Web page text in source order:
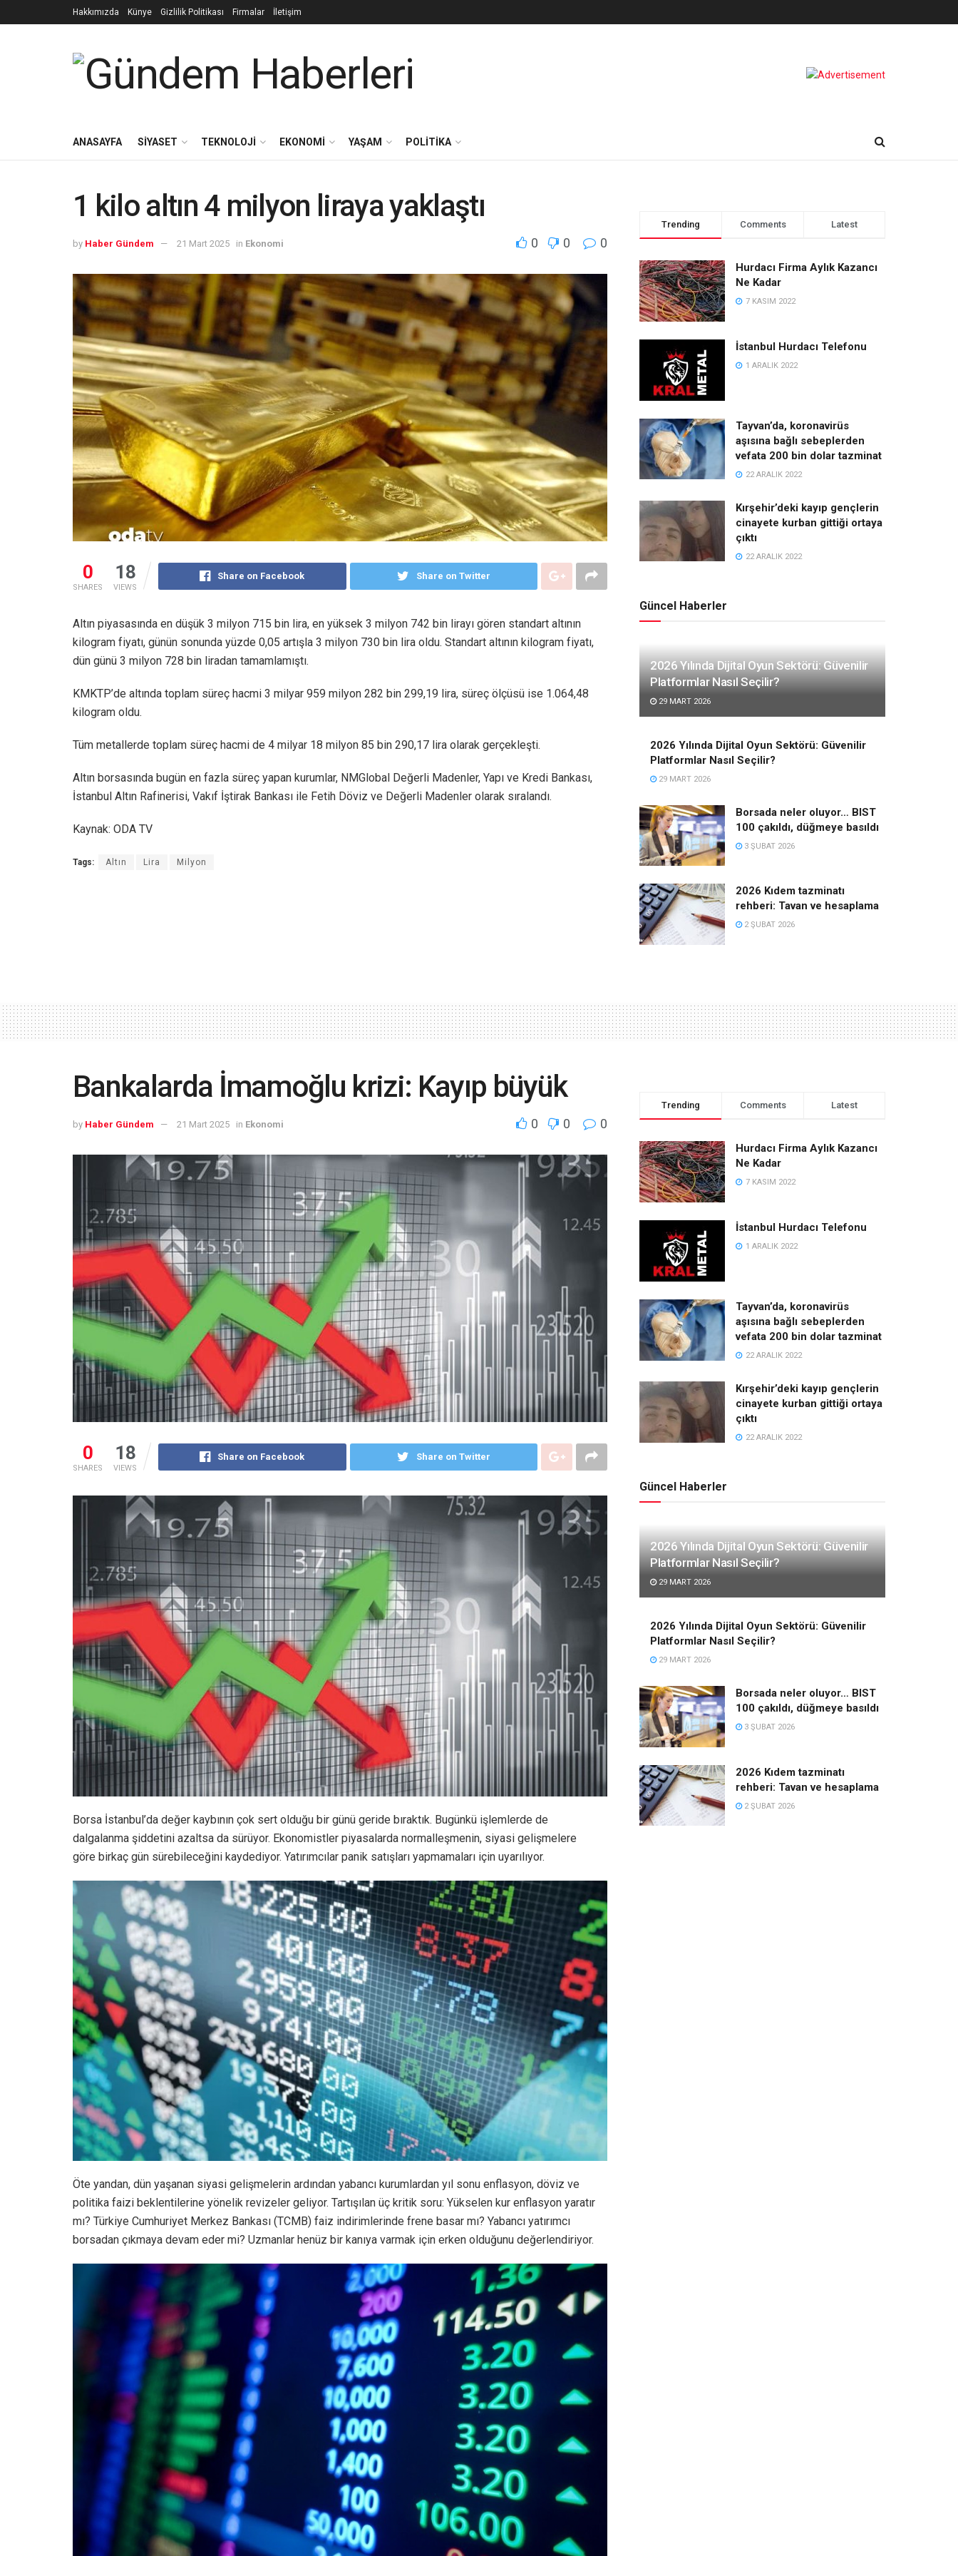
Hakkımızda Künye Gizlilik Politikası Firmalar İletişim
ANASAYFA SIYASET TEKNOLOJI EKONOMI YAŞAM POLITIKA
1 kilo altın 4 milyon liraya yaklaştı
by Haber Gündem 21 Mart 2025 in Ekonomi 0 0 0
0
SHARES
18
VIEWS
Share on Facebook Share on Twitter
Altın piyasasında en düşük 3 milyon 715 bin lira, en yüksek 3 milyon 742 bin lirayı gören standart altının
kilogram fiyatı, günün sonunda yüzde 0,05 artışla 3 milyon 730 bin lira oldu. Standart altının kilogram fiyatı,
dün günü 3 milyon 728 bin liradan tamamlamıştı.
KMKTP’de altında toplam süreç hacmi 3 milyar 959 milyon 282 bin 299,19 lira, süreç ölçüsü ise 1.064,48
kilogram oldu.
Tüm metallerde toplam süreç hacmi de 4 milyar 18 milyon 85 bin 290,17 lira olarak gerçekleşti.
Altın borsasında bugün en fazla süreç yapan kurumlar, NMGlobal Değerli Madenler, Yapı ve Kredi Bankası,
İstanbul Altın Rafinerisi, Vakıf İştirak Bankası ile Fetih Döviz ve Değerli Madenler olarak sıralandı.
Kaynak: ODA TV
Tags: Altın Lira Milyon
Trending Comments Latest
Hurdacı Firma Aylık Kazancı
Ne Kadar
7 KASIM 2022
İstanbul Hurdacı Telefonu
1 ARALIK 2022
Tayvan’da, koronavirüs
aşısına bağlı sebeplerden
vefata 200 bin dolar tazminat
22 ARALIK 2022
Kırşehir’deki kayıp gençlerin
cinayete kurban gittiği ortaya
çıktı
22 ARALIK 2022
Güncel Haberler
2026 Yılında Dijital Oyun Sektörü: Güvenilir
Platformlar Nasıl Seçilir?
29 MART 2026
2026 Yılında Dijital Oyun Sektörü: Güvenilir
Platformlar Nasıl Seçilir?
29 MART 2026
Borsada neler oluyor… BIST
100 çakıldı, düğmeye basıldı
3 ŞUBAT 2026
2026 Kıdem tazminatı
rehberi: Tavan ve hesaplama
2 ŞUBAT 2026
Bankalarda İmamoğlu krizi: Kayıp büyük
by Haber Gündem 21 Mart 2025 in Ekonomi 0 0 0
0
SHARES
18
VIEWS
Share on Facebook Share on Twitter
Borsa İstanbul’da değer kaybının çok sert olduğu bir günü geride bıraktık. Bugünkü işlemlerde de
dalgalanma şiddetini azaltsa da sürüyor. Ekonomistler piyasalarda normalleşmenin, siyasi gelişmelere
göre birkaç gün sürebileceğini kaydediyor. Yatırımcılar panik satışları yapmamaları için uyarılıyor.
Öte yandan, dün yaşanan siyasi gelişmelerin ardından yabancı kurumlardan yıl sonu enflasyon, döviz ve
politika faizi beklentilerine yönelik revizeler geliyor. Tartışılan üç kritik soru: Yükselen kur enflasyon yaratır
mı? Türkiye Cumhuriyet Merkez Bankası (TCMB) faiz indirimlerinde frene basar mı? Yabancı yatırımcı
borsadan çıkmaya devam eder mi? Uzmanlar henüz bir kanıya varmak için erken olduğunu değerlendiriyor.
Trending Comments Latest
Hurdacı Firma Aylık Kazancı
Ne Kadar
7 KASIM 2022
İstanbul Hurdacı Telefonu
1 ARALIK 2022
Tayvan’da, koronavirüs
aşısına bağlı sebeplerden
vefata 200 bin dolar tazminat
22 ARALIK 2022
Kırşehir’deki kayıp gençlerin
cinayete kurban gittiği ortaya
çıktı
22 ARALIK 2022
Güncel Haberler
2026 Yılında Dijital Oyun Sektörü: Güvenilir
Platformlar Nasıl Seçilir?
29 MART 2026
2026 Yılında Dijital Oyun Sektörü: Güvenilir
Platformlar Nasıl Seçilir?
29 MART 2026
Borsada neler oluyor… BIST
100 çakıldı, düğmeye basıldı
3 ŞUBAT 2026
2026 Kıdem tazminatı
rehberi: Tavan ve hesaplama
2 ŞUBAT 2026